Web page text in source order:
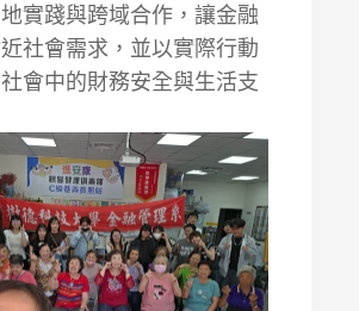
實踐與跨域合作，讓金融
社會需求，並以實際行動
會中的財務安全與生活支